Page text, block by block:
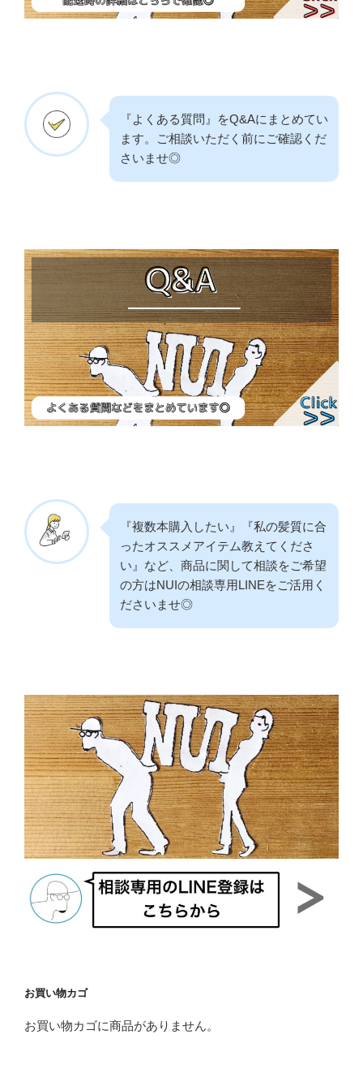
『よくある質問』をQ&Aにまとめてい
ます。ご相談いただく前にご確認くだ
さいませ◎
『複数本購入したい』『私の髪質に合
ったオススメアイテム教えてくださ
い』など、商品に関して相談をご希望
の方はNUIの相談専用LINEをご活用く
ださいませ◎
お買い物カゴ
お買い物カゴに商品がありません。